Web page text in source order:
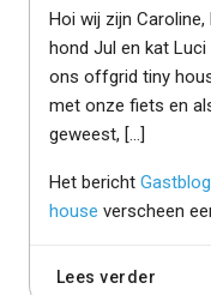
Hoi wij zijn
hond Jul en kat
ons offgrid tiny
met onze fiets en
geweest, […]
Het bericht
house verscheen
Lees verder